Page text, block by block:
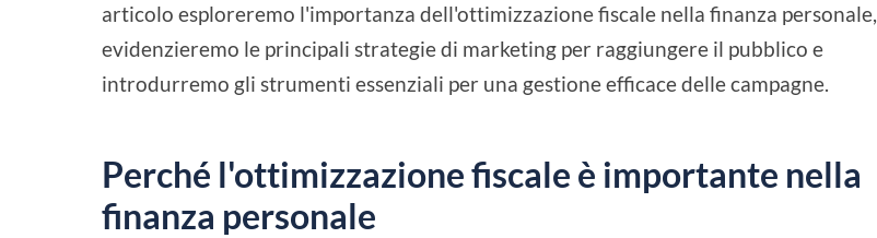
articolo esploreremo l'importanza dell'ottimizzazione fiscale nella finanza personale,
evidenzieremo le principali strategie di marketing per raggiungere il pubblico e
introdurremo gli strumenti essenziali per una gestione efficace delle campagne.
Perché l'ottimizzazione fiscale è importante nella
finanza personale